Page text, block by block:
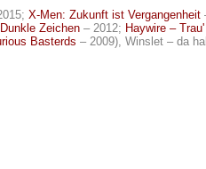
X-Men: Zukunft ist Vergangenheit
Zeichen – 2012; Haywire –
Basterds – 2009), Winslet – da